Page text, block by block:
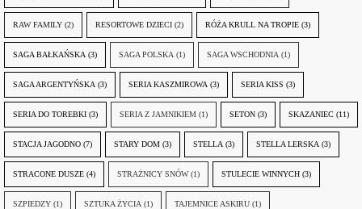
RAW FAMILY (2) RESORTOWE DZIECI (2) RÓŻA KRULL NA TROPIE (3)
SAGA BAŁKAŃSKA (3) SAGA POLSKA (1) SAGA WSCHODNIA (1)
SAGA ARGENTYŃSKA (3) SERIA KASZMIROWA (3) SERIA KISS (3)
SERIA DO TOREBKI (3) SERIA Z JAMNIKIEM (1) SETON (3) SKAZANIEC (11)
STACJA JAGODNO (7) STARY DOM (3) STELLA (3) STELLA LERSKA (3)
STRACONE DUSZE (4) STRAŻNICY SNÓW (1) STULECIE WINNYCH (3)
SZPIEDZY (1) SZTUKA ŻYCIA (1) TAJEMNICE ASKIRU (1)